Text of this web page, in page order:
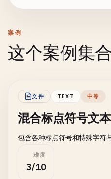
案例
这个案例集
文件 TEXT 中等
混合标点符号文本
包含各种标点符号和特殊字符
难度
3/10